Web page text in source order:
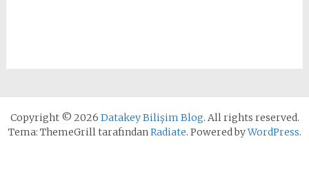
Copyright © 2026 Datakey Bilişim Blog. All rights reserved.
Tema: ThemeGrill tarafındanRadiate. Powered byWordPress.